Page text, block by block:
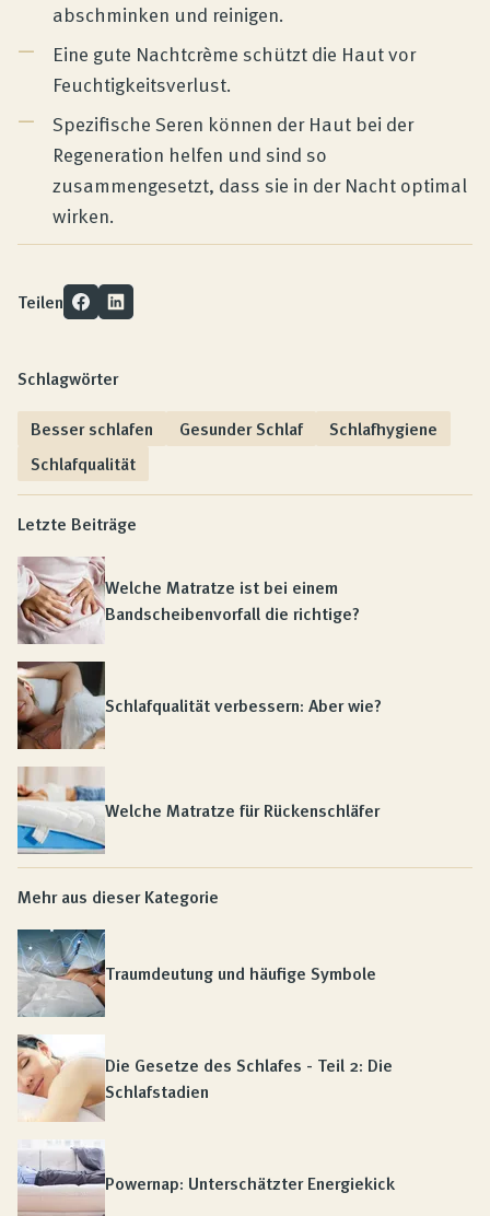
abschminken und reinigen.
Eine gute Nachtcrème schützt die Haut vor
Feuchtigkeitsverlust.
Spezifische Seren können der Haut bei der
Regeneration helfen und sind so
zusammengesetzt, dass sie in der Nacht optimal
wirken.
Teilen
Schlagwörter
Besser schlafen
Gesunder Schlaf
Schlafhygiene
Schlafqualität
Letzte Beiträge
Welche Matratze ist bei einem
Bandscheibenvorfall die richtige?
Schlafqualität verbessern: Aber wie?
Welche Matratze für Rückenschläfer
Mehr aus dieser Kategorie
Traumdeutung und häufige Symbole
Die Gesetze des Schlafes - Teil 2: Die
Schlafstadien
Powernap: Unterschätzter Energiekick